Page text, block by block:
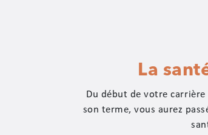
La
Du début de votre
son terme, vous aurez